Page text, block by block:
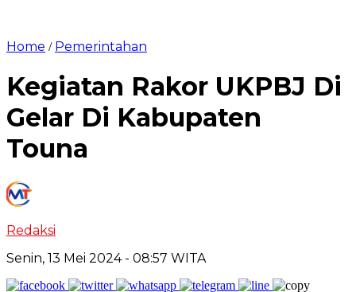
Home / Pemerintahan
Kegiatan Rakor UKPBJ Di
Gelar Di Kabupaten
Touna
Redaksi
Senin, 13 Mei 2024 - 08:57 WITA